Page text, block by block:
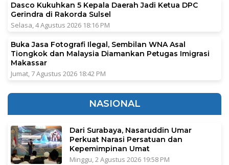
Dasco Kukuhkan 5 Kepala Daerah Jadi Ketua DPC
Gerindra di Rakorda Sulsel
Selasa, 4 Agustus 2026 18:16 PM
Buka Jasa Fotografi Ilegal, Sembilan WNA Asal
Tiongkok dan Malaysia Diamankan Petugas Imigrasi
Makassar
Jumat, 7 Agustus 2026 18:42 PM
NASIONAL
Dari Surabaya, Nasaruddin Umar
Perkuat Narasi Persatuan dan
Kepemimpinan Umat
Minggu, 2 Agustus 2026 19:58 PM